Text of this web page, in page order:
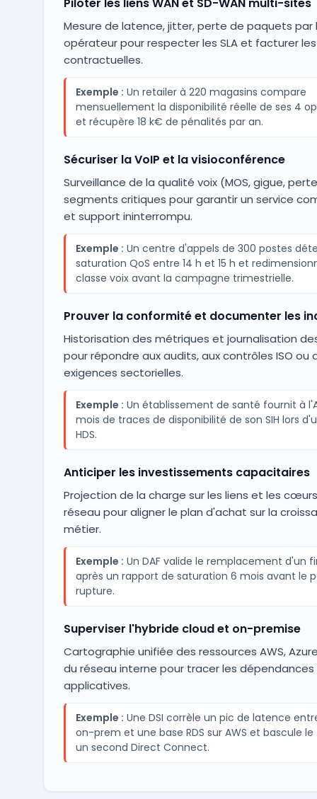
Mesure de latence, jitter, perte de paquets par
opérateur pour respecter les SLA et facturer
contractuelles.
Exemple : Un retailer à 220 magasins compare
mensuellement la disponibilité réelle de ses 4
et récupère 18 k€ de pénalités par an.
Sécuriser la VoIP et la visioconférence
Surveillance de la qualité voix (MOS, gigue,
segments critiques pour garantir un service
et support ininterrompu.
Exemple : Un centre d'appels de 300 postes
saturation QoS entre 14 h et 15 h et
classe voix avant la campagne trimestrielle.
Prouver la conformité et documenter les
Historisation des métriques et journalisation
pour répondre aux audits, aux contrôles ISO ou
exigences sectorielles.
Exemple : Un établissement de santé fournit à
mois de traces de disponibilité de son SIH lors
HDS.
Anticiper les investissements capacitaires
Projection de la charge sur les liens et les
réseau pour aligner le plan d'achat sur la
métier.
Exemple : Un DAF valide le remplacement d'un
après un rapport de saturation 6 mois avant le
rupture.
Superviser l'hybride cloud et on-premise
Cartographie unifiée des ressources AWS,
du réseau interne pour tracer les dépendances
applicatives.
Exemple : Une DSI corrèle un pic de latence
on-prem et une base RDS sur AWS et bascule
un second Direct Connect.